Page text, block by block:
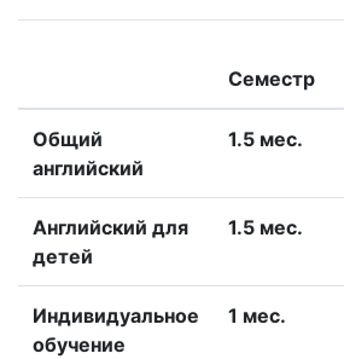
Семестр
Общий
английский
1.5 меc.
Английский для
детей
1.5 меc.
Индивидуальное
обучение
1 меc.